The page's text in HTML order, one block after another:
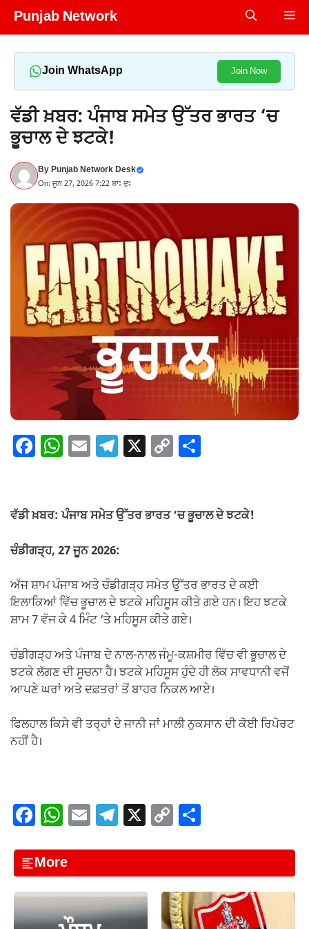
Skip
Punjab Network
Join WhatsApp Join Now
ਵੱਡੀ ਖ਼ਬਰ: ਪੰਜਾਬ ਸਮੇਤ ਉੱਤਰ ਭਾਰਤ ‘ਚ
ਭੂਚਾਲ ਦੇ ਝਟਕੇ!
ByPunjab Network Desk
On: ਜੂਨ 27, 2026 7:22 ਬਾਃ ਦੁਃ
F
e
o
o
k
W
s
p
p
E T
gr
m
X C
y
k
e
ਵੱਡੀ ਖ਼ਬਰ: ਪੰਜਾਬ ਸਮੇਤ ਉੱਤਰ ਭਾਰਤ ‘ਚ ਭੂਚਾਲ ਦੇ ਝਟਕੇ!
ਚੰਡੀਗੜ੍ਹ, 27 ਜੂਨ 2026:
ਅੱਜ ਸ਼ਾਮ ਪੰਜਾਬ ਅਤੇ ਚੰਡੀਗੜ੍ਹ ਸਮੇਤ ਉੱਤਰ ਭਾਰਤ ਦੇ ਕਈ
ਇਲਾਕਿਆਂ ਵਿੱਚ ਭੂਚਾਲ ਦੇ ਝਟਕੇ ਮਹਿਸੂਸ ਕੀਤੇ ਗਏ ਹਨ। ਇਹ ਝਟਕੇ
ਸ਼ਾਮ 7 ਵੱਜ ਕੇ 4 ਮਿੰਟ ‘ਤੇ ਮਹਿਸੂਸ ਕੀਤੇ ਗਏ।
ਚੰਡੀਗੜ੍ਹ ਅਤੇ ਪੰਜਾਬ ਦੇ ਨਾਲ-ਨਾਲ ਜੰਮੂ-ਕਸ਼ਮੀਰ ਵਿੱਚ ਵੀ ਭੂਚਾਲ ਦੇ
ਝਟਕੇ ਲੱਗਣ ਦੀ ਸੂਚਨਾ ਹੈ। ਝਟਕੇ ਮਹਿਸੂਸ ਹੁੰਦੇ ਹੀ ਲੋਕ ਸਾਵਧਾਨੀ ਵਜੋਂ
ਆਪਣੇ ਘਰਾਂ ਅਤੇ ਦਫ਼ਤਰਾਂ ਤੋਂ ਬਾਹਰ ਨਿਕਲ ਆਏ।
ਫਿਲਹਾਲ ਕਿਸੇ ਵੀ ਤਰ੍ਹਾਂ ਦੇ ਜਾਨੀ ਜਾਂ ਮਾਲੀ ਨੁਕਸਾਨ ਦੀ ਕੋਈ ਰਿਪੋਰਟ
ਨਹੀਂ ਹੈ।
F
c
e
b
W
at
s
A
E
ail
T
e
gr
a
X C
p
y
Li
ar
e
More